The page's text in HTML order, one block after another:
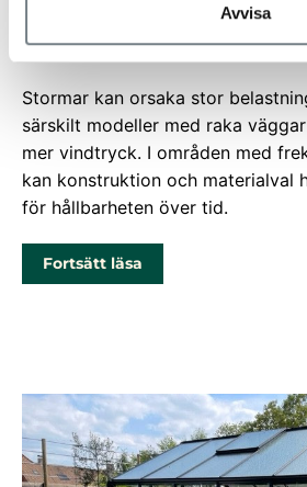
Avvisa
Växthus som tål
Stormar kan orsaka stor
särskilt modeller med raka
mer vindtryck. I områden med
kan konstruktion och materialval
för hållbarheten över tid.
Fortsätt läsa